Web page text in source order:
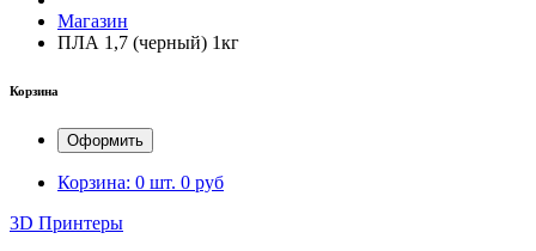
Магазин
ПЛА 1,7 (черный) 1кг
Корзина
Оформить
Корзина: 0 шт. 0 руб
3D Принтеры